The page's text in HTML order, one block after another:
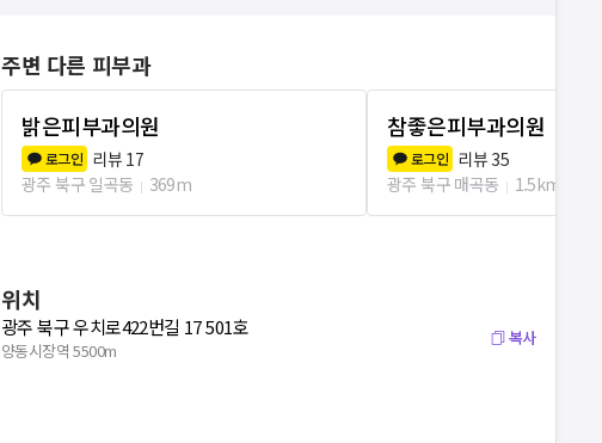
주변 다른 피부과
밝은피부과의원
로그인 리뷰 17
광주 북구 일곡동
369m
참좋은피부과의원
로그인 리뷰 35
광주 북구 매곡동
1.5km
위치
광주 북구 우치로422번길 17 501호
양동시장역 5500m
복사